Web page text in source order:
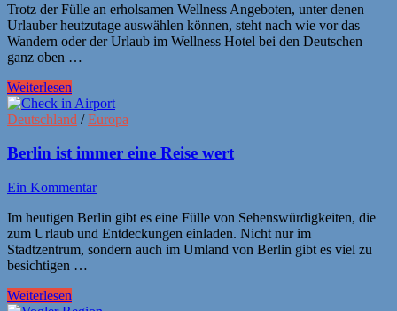
Trotz der Fülle an erholsamen Wellness Angeboten, unter denen
Urlauber heutzutage auswählen können, steht nach wie vor das
Wandern oder der Urlaub im Wellness Hotel bei den Deutschen
ganz oben …
Weiterlesen
Deutschland /Europa
Berlin ist immer eine Reise wert
Ein Kommentar
Im heutigen Berlin gibt es eine Fülle von Sehenswürdigkeiten, die
zum Urlaub und Entdeckungen einladen. Nicht nur im
Stadtzentrum, sondern auch im Umland von Berlin gibt es viel zu
besichtigen …
Weiterlesen